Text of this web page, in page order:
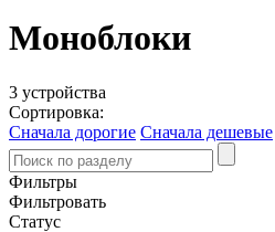
Моноблоки
3 устройства
Сортировка:
Сначала дорогие Сначала дешевые
Фильтры
Фильтровать
Статус